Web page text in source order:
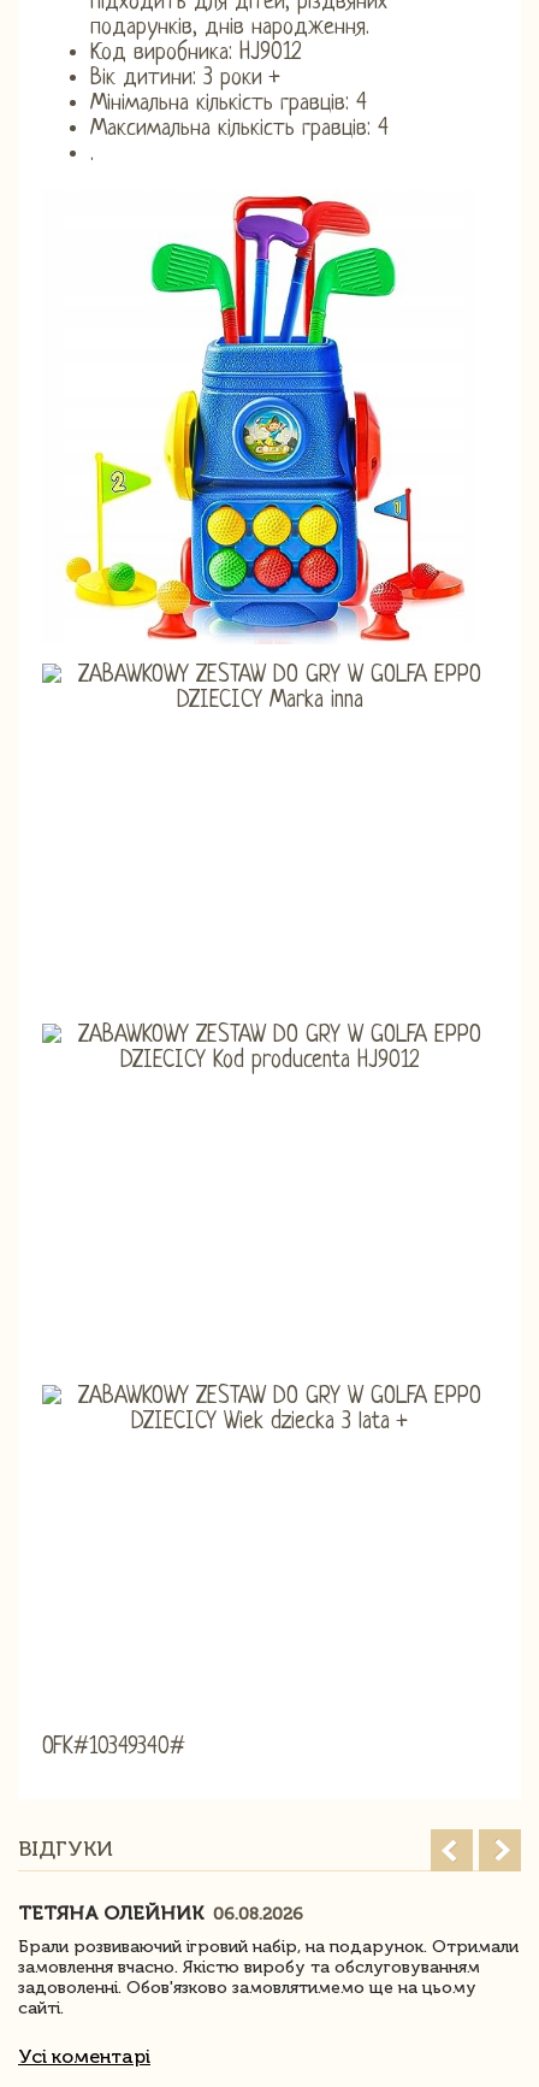
подарунків, днів народження.
Код виробника: HJ9012
Вік дитини: 3 роки +
Мінімальна кількість гравців: 4
Максимальна кількість гравців: 4
.
OFK#10349340#
ВІДГУКИ
ТЕТЯНА ОЛЕЙНИК 06.08.2026
Брали розвиваючий ігровий набір, на подарунок. Отримали
замовлення вчасно. Якістю виробу та обслуговуванням
задоволенні. Обов'язково замовлятимемо ще на цьому
сайті.
Усі коментарі